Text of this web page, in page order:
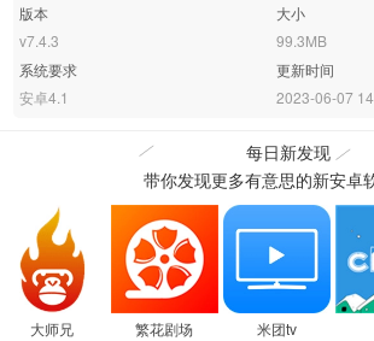
版本
v7.4.3
大小
99.3MB
系统要求
安卓4.1
更新时间
2023-06-07
每日新发现
带你发现更多有意思的新安卓
大师兄 繁花剧场 米团tv